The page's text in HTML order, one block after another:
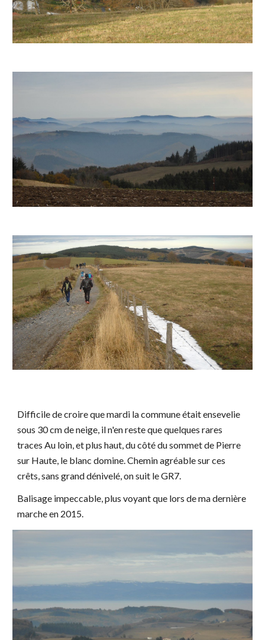
Difficile de croire que mardi la commune était ensevelie
sous 30 cm de neige, il n'en reste que quelques rares
traces Au loin, et plus haut, du côté du sommet de Pierre
sur Haute, le blanc domine. Chemin agréable sur ces
crêts, sans grand dénivelé, on suit le GR7.
Balisage impeccable, plus voyant que lors de ma dernière
marche en 2015.